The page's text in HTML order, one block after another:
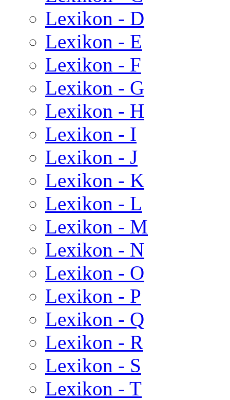
Lexikon - D
Lexikon - E
Lexikon - F
Lexikon - G
Lexikon - H
Lexikon - I
Lexikon - J
Lexikon - K
Lexikon - L
Lexikon - M
Lexikon - N
Lexikon - O
Lexikon - P
Lexikon - Q
Lexikon - R
Lexikon - S
Lexikon - T